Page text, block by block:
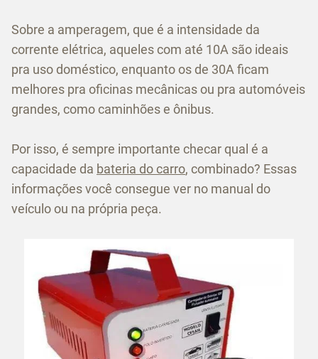
Sobre a amperagem, que é a intensidade da
corrente elétrica, aqueles com até 10A são ideais
pra uso doméstico, enquanto os de 30A ficam
melhores pra oficinas mecânicas ou pra automóveis
grandes, como caminhões e ônibus.
Por isso, é sempre importante checar qual é a
capacidade da bateria do carro, combinado? Essas
informações você consegue ver no manual do
veículo ou na própria peça.